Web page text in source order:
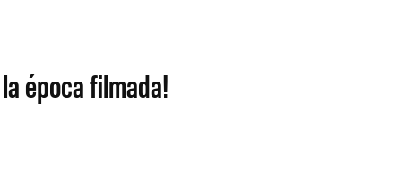
época filmada!